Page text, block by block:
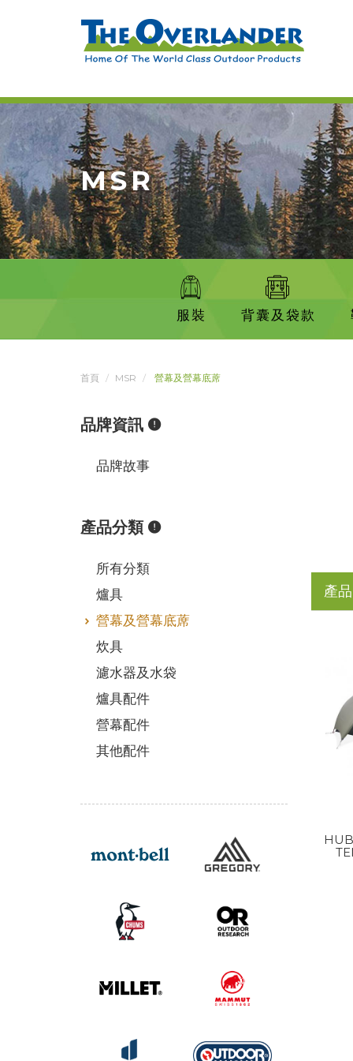
MSR
服裝 背囊及袋款
首頁 MSR 營幕及營幕底蓆
產品
品牌資訊
品牌故事
產品分類
所有分類
爐具
營幕及營幕底蓆
炊具
濾水器及水袋
爐具配件
營幕配件
其他配件